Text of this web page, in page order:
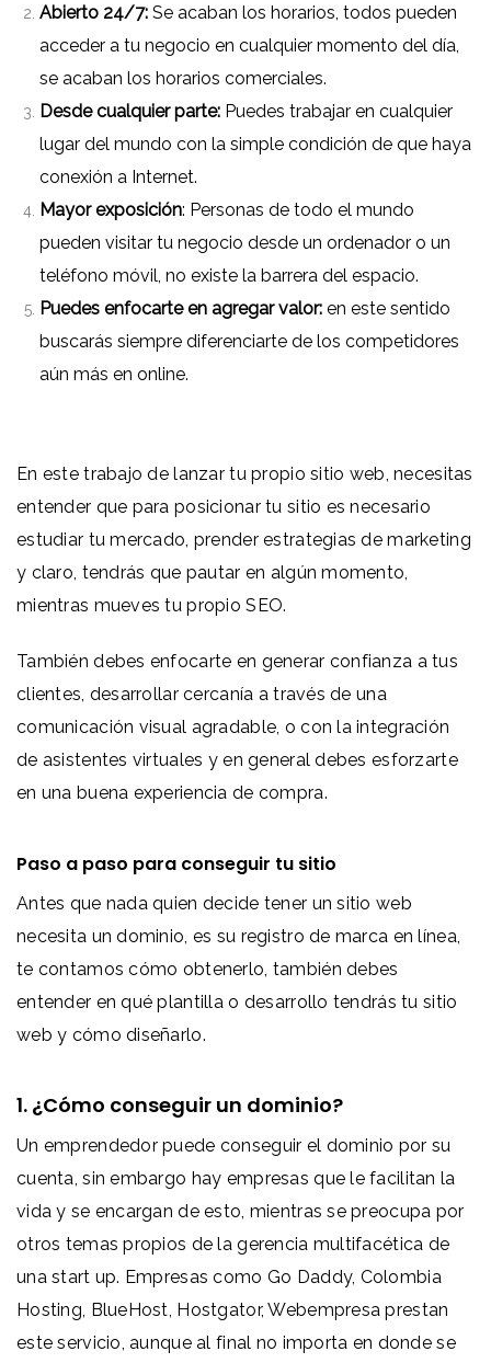
Abierto 24/7: Se acaban los horarios, todos pueden
acceder a tu negocio en cualquier momento del día,
se acaban los horarios comerciales.
Desde cualquier parte: Puedes trabajar en cualquier
lugar del mundo con la simple condición de que haya
conexión a Internet.
Mayor exposición: Personas de todo el mundo
pueden visitar tu negocio desde un ordenador o un
teléfono móvil, no existe la barrera del espacio.
Puedes enfocarte en agregar valor: en este sentido
buscarás siempre diferenciarte de los competidores
aún más en online.
En este trabajo de lanzar tu propio sitio web, necesitas
entender que para posicionar tu sitio es necesario
estudiar tu mercado, prender estrategias de marketing
y claro, tendrás que pautar en algún momento,
mientras mueves tu propio SEO.
También debes enfocarte en generar confianza a tus
clientes, desarrollar cercanía a través de una
comunicación visual agradable, o con la integración
de asistentes virtuales y en general debes esforzarte
en una buena experiencia de compra.
Paso a paso para conseguir tu sitio
Antes que nada quien decide tener un sitio web
necesita un dominio, es su registro de marca en línea,
te contamos cómo obtenerlo, también debes
entender en qué plantilla o desarrollo tendrás tu sitio
web y cómo diseñarlo.
1. ¿Cómo conseguir un dominio?
Un emprendedor puede conseguir el dominio por su
cuenta, sin embargo hay empresas que le facilitan la
vida y se encargan de esto, mientras se preocupa por
otros temas propios de la gerencia multifacética de
una start up. Empresas como Go Daddy, Colombia
Hosting, BlueHost, Hostgator, Webempresa prestan
este servicio, aunque al final no importa en donde se